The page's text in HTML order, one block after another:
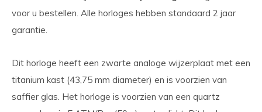
voor u bestellen. Alle horloges hebben standaard 2 jaar
garantie.
Dit horloge heeft een zwarte analoge wijzerplaat met een
titanium kast (43,75 mm diameter) en is voorzien van
saffier glas. Het horloge is voorzien van een quartz